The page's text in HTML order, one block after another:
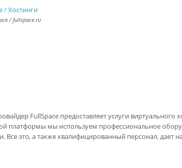
/ fullspace.ru
FullSpace предоставляет услуги
платформы мы используем профессиональное
Все это, а также квалифицированный персонал, дает